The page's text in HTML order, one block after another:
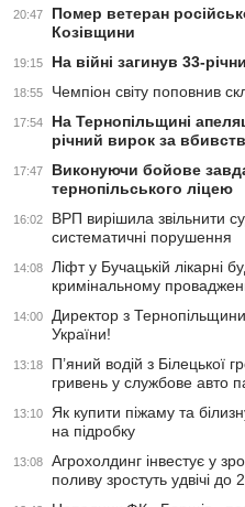
20:47
Помер ветеран
Козівщини
19:15 На війні загинув 33-
18:55 Чемпіон світу поповнив
17:54
На Тернопільщині
річний вирок за
17:47
Виконуючи бойове
тернопільського ліцею
16:02
ВРП вирішила звільнити
систематичні порушення
14:08
Ліфт у Бучацькій лікарні
кримінальному
14:00
Директор з
України!
13:18
П’яний водій з Білецької
гривень у службове авто
13:10
Як купити піжаму та
на підробку
13:08
Агрохолдинг інвестує у
поливу зростуть удвічі до